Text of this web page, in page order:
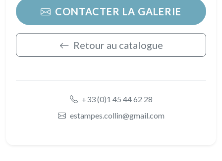
CONTACTER LA GALERIE
Retour au catalogue
+33 (0)1 45 44 62 28
estampes.collin@gmail.com